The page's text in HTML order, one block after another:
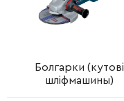
Болгарки (кутові
шліфмашины)